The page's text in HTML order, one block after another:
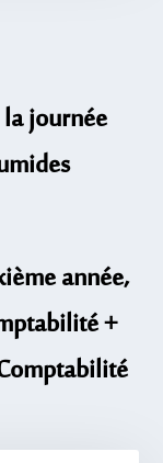
journée
année,
+